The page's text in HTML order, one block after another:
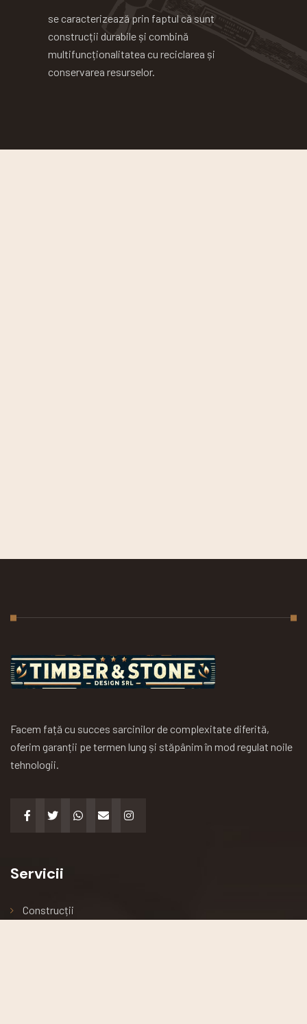
se caracterizează prin faptul că sunt
construcții durabile și combină
multifuncționalitatea cu reciclarea și
conservarea resurselor.
Facem față cu succes sarcinilor de complexitate diferită,
oferim garanții pe termen lung și stăpânim în mod regulat noile
tehnologii.
Servicii
Construcții